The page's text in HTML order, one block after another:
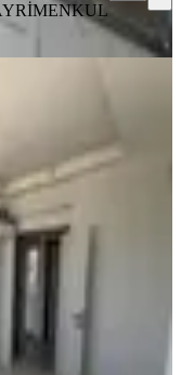
Köy Garajı